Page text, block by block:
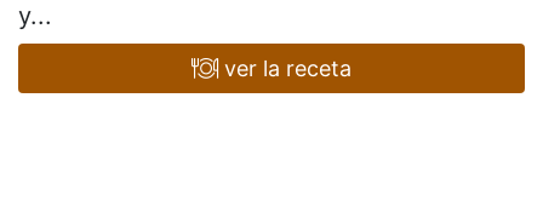
y...
ver la receta